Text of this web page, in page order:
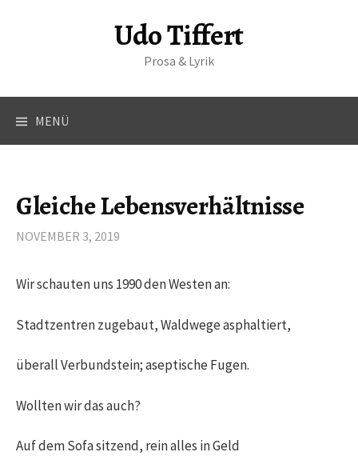
z
Udo Tiffert
Prosa & Lyrik
MENÜ
Gleiche Lebensverhältnisse
NOVEMBER 3, 2019
Wir schauten uns 1990 den Westen an:
Stadtzentren zugebaut, Waldwege asphaltiert,
überall Verbundstein; aseptische Fugen.
Wollten wir das auch?
Auf dem Sofa sitzend, rein alles in Geld